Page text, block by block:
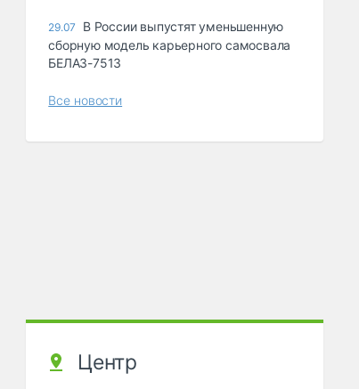
29.07
В России выпустят уменьшенную
сборную модель карьерного самосвала
БЕЛАЗ-7513
Все новости
Центр